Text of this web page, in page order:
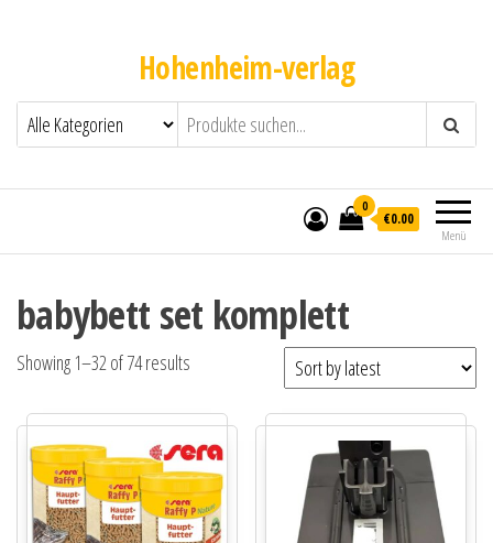
Hohenheim-verlag
Menü
0
€0.00
babybett set komplett
Showing 1–32 of 74 results